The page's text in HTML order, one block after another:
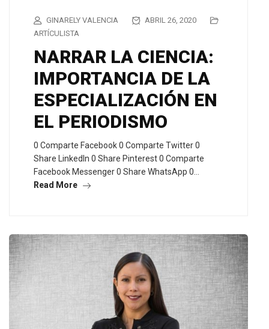
GINARELY VALENCIA
ABRIL 26, 2020
ARTÍCULISTA
NARRAR LA CIENCIA:
IMPORTANCIA DE LA
ESPECIALIZACIÓN EN
EL PERIODISMO
0 Comparte Facebook 0 Comparte Twitter 0
Share LinkedIn 0 Share Pinterest 0 Comparte
Facebook Messenger 0 Share WhatsApp 0…
Read More